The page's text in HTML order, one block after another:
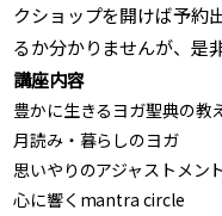
クショップを開けば予約
るか分かりませんが、是
講座内容
豊かに生きるヨガ聖典の教
月読み・暮らしのヨガ
思いやりのアジャストメント
心に響くmantra circle